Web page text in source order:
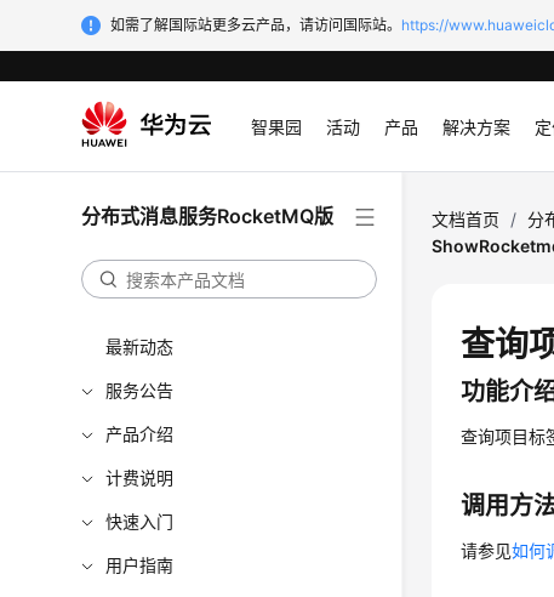
如需了解国际站更多云产品，请访问国际站。 https://
智果园 活动 产品 解决方案
分布式消息服务RocketMQ版
最新动态
服务公告
产品介绍
计费说明
快速入门
用户指南
文档首页 / 分
查询
功能介
查询项目标
调用方
请参见如何